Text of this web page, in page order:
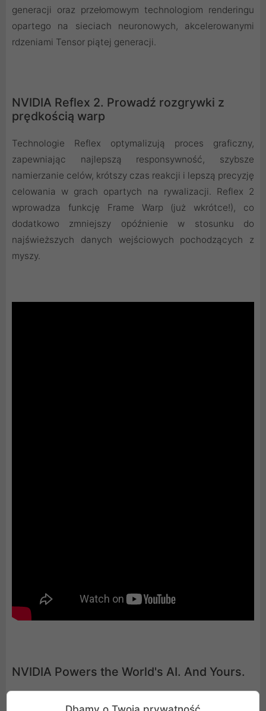
generacji oraz przełomowym technologiom renderingu
opartego na sieciach neuronowych, akcelerowanymi
rdzeniami Tensor piątej generacji.
NVIDIA Reflex 2. Prowadź rozgrywki z
prędkością warp
Technologie Reflex optymalizują proces graficzny,
zapewniając najlepszą responsywność, szybsze
namierzanie celów, krótszy czas reakcji i lepszą precyzję
celowania w grach opartych na rywalizacji. Reflex 2
wprowadza funkcję Frame Warp (już wkrótce!), co
dodatkowo zmniejszy opóźnienie w stosunku do
najświeższych danych wejściowych pochodzących z
myszy.
NVIDIA Powers the World's AI. And Yours.